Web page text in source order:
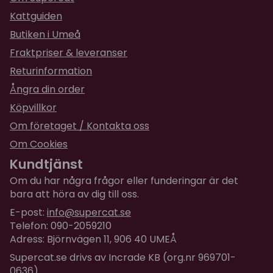
Kattguiden
Butiken i Umeå
Fraktpriser & leveranser
Returinformation
Ångra din order
Köpvillkor
Om företaget / Kontakta oss
Om Cookies
Kundtjänst
Om du har några frågor eller funderingar är det
bara att höra av dig till oss.
E-post: info@supercat.se
Telefon: 090-2059210
Adress: Björnvägen 11, 906 40 UMEÅ
Supercat.se drivs av Incrade KB (org.nr 969701-